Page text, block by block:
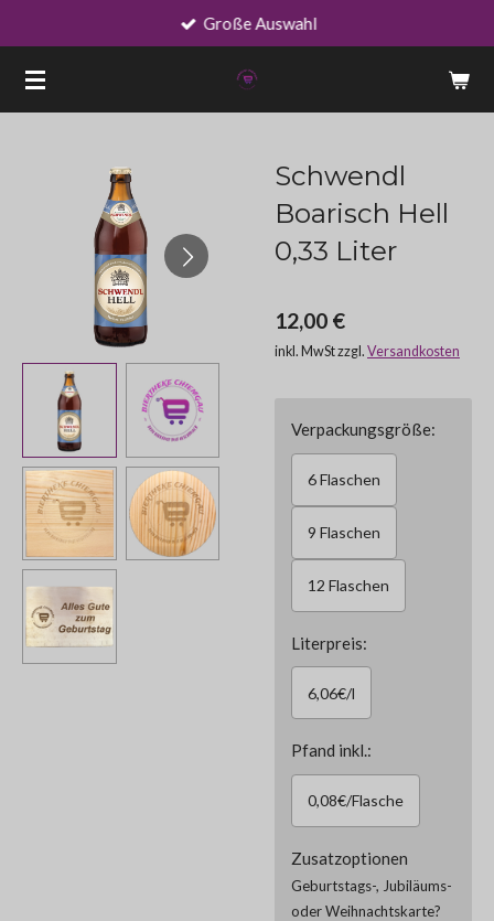
springen
Große Auswahl
Schwendl
Boarisch Hell
0,33 Liter
12,00 €
inkl. MwSt zzgl. Versandkosten
Verpackungsgröße:
6 Flaschen
9 Flaschen
12 Flaschen
Literpreis:
6,06€/l
Pfand inkl.:
0,08€/Flasche
Zusatzoptionen
Geburtstags-, Jubiläums-
oder Weihnachtskarte?